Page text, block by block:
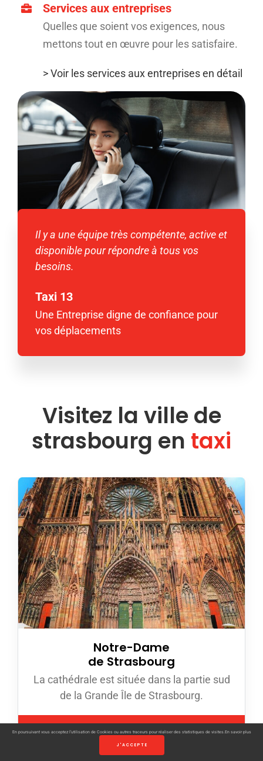
Services aux entreprises
Quelles que soient vos exigences, nous
mettons tout en œuvre pour les satisfaire.
> Voir les services aux entreprises en détail
Il y a une équipe très compétente, active et
disponible pour répondre à tous vos
besoins.
Taxi 13
Une Entreprise digne de confiance pour
vos déplacements
Visitez la ville de
strasbourg en taxi
Notre-Dame
de Strasbourg
La cathédrale est située dans la partie sud
de la Grande Île de Strasbourg.
VOIR LE SITE INTERNET
En poursuivant vous acceptez l’utilisation de Cookies ou autres traceurs pour réaliser des statistiques de visites. En savoir plus
J'ACCEPTE